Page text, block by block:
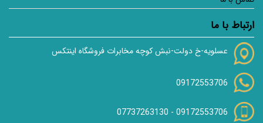
ارتباط با ما
عسلویه-خ دولت-نبش کوچه مخابرات فروشگاه اینتکس
09172553706
09172553706
-
07737263130